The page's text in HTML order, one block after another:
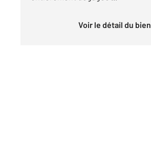
Voir le détail du bien